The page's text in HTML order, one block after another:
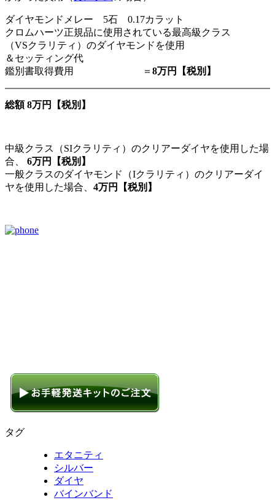
ダイヤモンドメレー 5石 0.17カラット
クロムハーツ正規品に使用されている最高級クラス
（VSクラリティ）のダイヤモンドを使用
＆セッティング代
鑑別書取得費用 ＝ 8万円【税別】
総額 8万円【税別】
中級クラス（SIクラリティ）のクリアーダイヤを使用した場
合、 6万円【税別】
一般クラスのダイヤモンド（Iクラリティ）のクリアーダイ
ヤを使用した場合、 4万円【税別】
タグ
エタニティ
シルバー
ダイヤ
バインバンド